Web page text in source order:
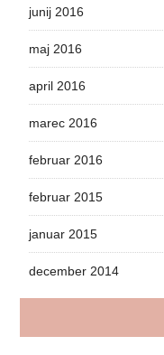
junij 2016
maj 2016
april 2016
marec 2016
februar 2016
februar 2015
januar 2015
december 2014